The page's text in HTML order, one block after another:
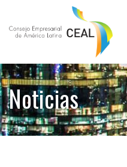
Noticias